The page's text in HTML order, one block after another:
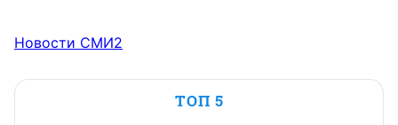
Новости СМИ2
ТОП 5